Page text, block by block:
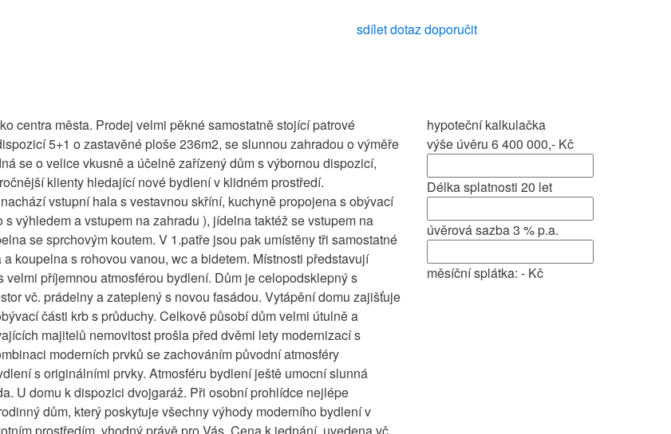
sdíletdotazdoporučit
centra města. Prodej velmi pěkné samostatně stojící patrové
5+1 o zastavěné ploše 236m2, se slunnou zahradou o výměře
se o velice vkusně a účelně zařízený dům s výbornou dispozicí,
klienty hledající nové bydlení v klidném prostředí.
vstupní hala s vestavnou skříní, kuchyně propojena s obývací
s výhledem a vstupem na zahradu ), jídelna taktéž se vstupem na
se sprchovým koutem. V 1.patře jsou pak umístěny tři samostatné
koupelna s rohovou vanou, wc a bidetem. Místnosti představují
velmi příjemnou atmosférou bydlení. Dům je celopodsklepný s
vč. prádelny a zateplený s novou fasádou. Vytápění domu zajišťuje
části krb s průduchy. Celkově působí dům velmi útulně a
majitelů nemovitost prošla před dvěmi lety modernizací s
moderních prvků se zachováním původní atmosféry
s originálními prvky. Atmosféru bydlení ještě umocní slunná
U domu k dispozici dvojgaráž. Při osobní prohlídce nejlépe
dům, který poskytuje všechny výhody moderního bydlení v
hypoteční kalkulačka
výše úvěru 6 400 000,- Kč
Délka splatnosti 20 let
úvěrová sazba3 % p.a.
měsíční splátka: - Kč